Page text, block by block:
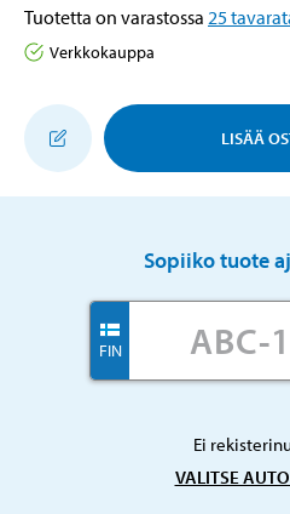
Tuotetta on varastossa 25
Verkkokauppa
LISÄÄ
Sopiiko tuote
FIN
Ei
VALITSE